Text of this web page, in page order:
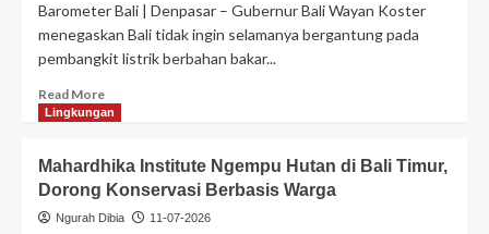
Barometer Bali | Denpasar – Gubernur Bali Wayan Koster
menegaskan Bali tidak ingin selamanya bergantung pada
pembangkit listrik berbahan bakar...
Read More
Lingkungan
Mahardhika Institute Ngempu Hutan di Bali Timur,
Dorong Konservasi Berbasis Warga
Ngurah Dibia 11-07-2026